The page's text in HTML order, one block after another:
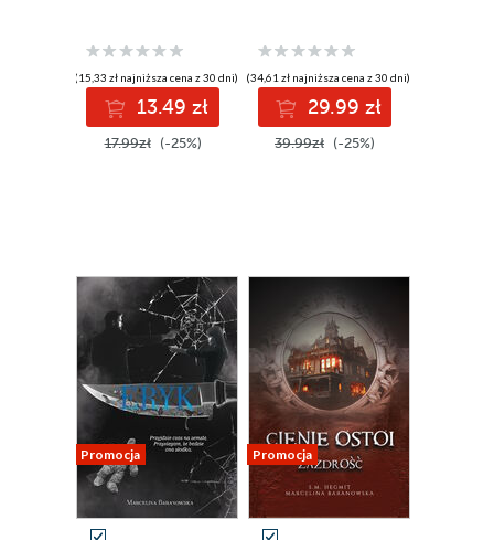
(15,33 zł najniższa cena z 30 dni)
13.49 zł
17.99zł (-25%)
(34,61 zł najniższa cena z 30 dni)
29.99 zł
39.99zł (-25%)
Promocja Promocja